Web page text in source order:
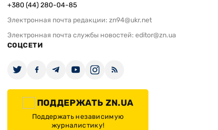
+380 (44) 280-04-85
Электронная почта редакции: zn94@ukr.net
Электронная почта службы новостей: editor@zn.ua
СОЦСЕТИ
ПОДДЕРЖАТЬ ZN.UA
Поддержать независимую
журналистику!